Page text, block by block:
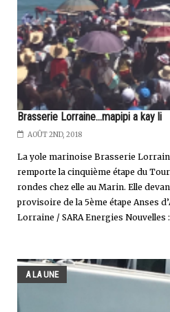
Brasserie Lorraine...mapipi a kay li
AOÛT 2ND, 2018
La yole marinoise Brasserie
remporte la cinquième étape du
rondes chez elle au Marin. Elle
provisoire de la 5ème étape Anses
Lorraine / SARA Energies Nouvelles :
A LA UNE